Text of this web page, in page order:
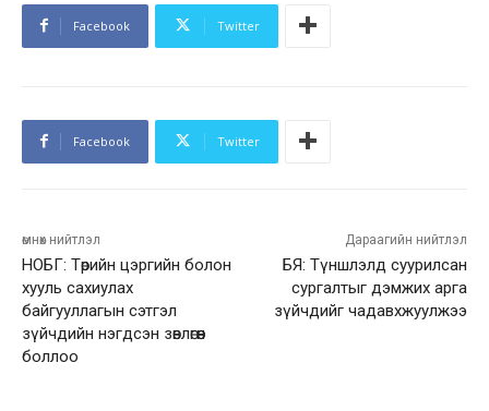
Facebook Twitter
Facebook Twitter
өмнөх нийтлэл
НОБГ: Төрийн цэргийн болон
хууль сахиулах
байгууллагын сэтгэл
зүйчдийн нэгдсэн зөвлөгөөн
боллоо
Дараагийн нийтлэл
БЯ: Түншлэлд суурилсан
сургалтыг дэмжих арга
зүйчдийг чадавхжуулжээ